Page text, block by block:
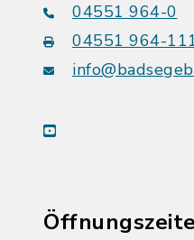
04551 964-0
04551 964-
youtube